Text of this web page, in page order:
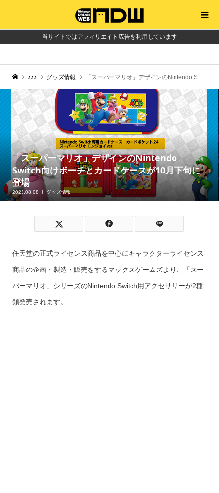
当サイトではアフィリエイト広告を利用しています
♪♪♪ グッズ情報 「スーパーマリオ」デザインのNintendo Switch向けポーチとカードケースが10月下旬に登場
「スーパーマリオ」デザインのNintendo
Switch向けポーチとカードケースが10月下旬に
登場
2023.08.08 グッズ情報
任天堂の正式ライセンス商品を中心にキャラクターライセンス
商品の企画・製造・販売をするマックスゲームズより、「スー
パーマリオ」シリーズのNintendo Switch用アクセサリーが2種
類発売されます。